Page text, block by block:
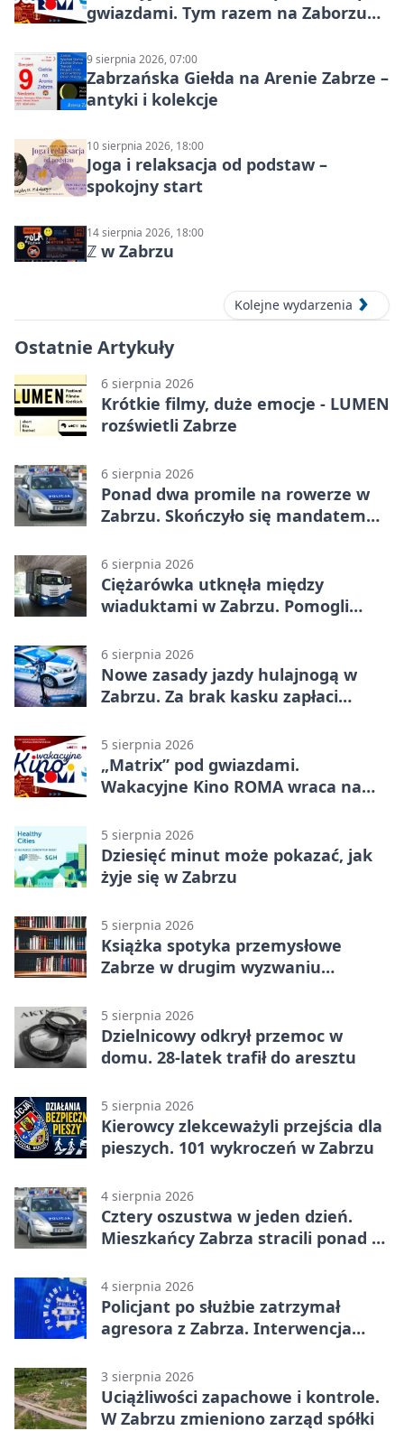
gwiazdami. Tym razem na Zaborzu
9 sierpnia 2026, 07:00
Zabrzańska Giełda na Arenie Zabrze –
antyki i kolekcje
10 sierpnia 2026, 18:00
Joga i relaksacja od podstaw –
spokojny start
14 sierpnia 2026, 18:00
ℤ w Zabrzu
Kolejne wydarzenia
Ostatnie Artykuły
6 sierpnia 2026
Krótkie filmy, duże emocje - LUMEN
rozświetli Zabrze
6 sierpnia 2026
Ponad dwa promile na rowerze w
Zabrzu. Skończyło się mandatem
6 sierpnia 2026
Ciężarówka utknęła między
wiaduktami w Zabrzu. Pomogli
6 sierpnia 2026
Nowe zasady jazdy hulajnogą w
Zabrzu. Za brak kasku zapłaci
5 sierpnia 2026
„Matrix” pod gwiazdami.
Wakacyjne Kino ROMA wraca na
5 sierpnia 2026
Dziesięć minut może pokazać, jak
żyje się w Zabrzu
5 sierpnia 2026
Książka spotyka przemysłowe
Zabrze w drugim wyzwaniu
5 sierpnia 2026
Dzielnicowy odkrył przemoc w
domu. 28-latek trafił do aresztu
5 sierpnia 2026
Kierowcy zlekceważyli przejścia dla
pieszych. 101 wykroczeń w Zabrzu
4 sierpnia 2026
Cztery oszustwa w jeden dzień.
Mieszkańcy Zabrza stracili ponad 6
4 sierpnia 2026
Policjant po służbie zatrzymał
agresora z Zabrza. Interwencja
3 sierpnia 2026
Uciążliwości zapachowe i kontrole.
W Zabrzu zmieniono zarząd spółki